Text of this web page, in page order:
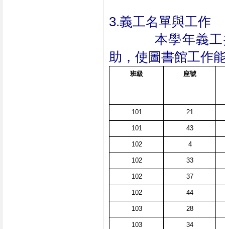
3.義工名單與工作
本學年義工共
助，使圖書館工作
班級 座號
101 21
101 43
102 4
102 33
102 37
102 44
103 28
103 34